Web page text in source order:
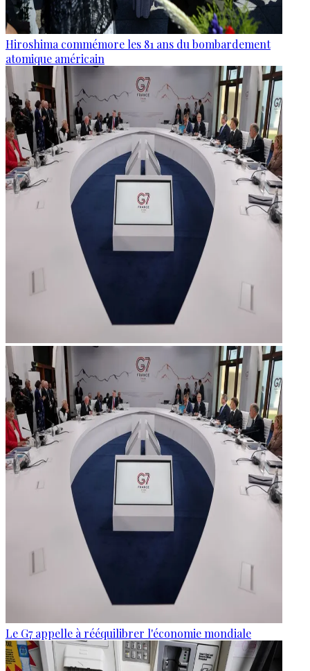
Hiroshima commémore les 81 ans du bombardement
atomique américain
Le G7 appelle à rééquilibrer l'économie mondiale